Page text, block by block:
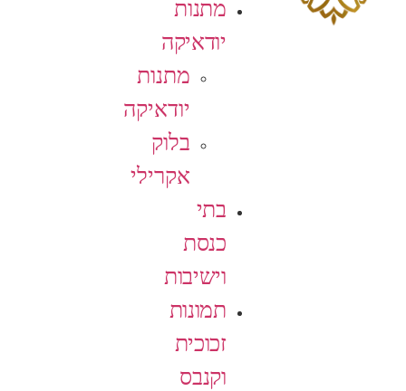
מתנות
יודאיקה
מתנות
יודאיקה
בלוק
אקרילי
בתי
כנסת
וישיבות
תמונות
זכוכית
וקנבס